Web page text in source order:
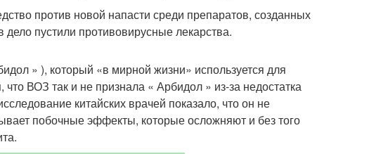
против новой напасти среди препаратов, созданных
пустили противовирусные лекарства.
» ), который «в мирной жизни» используется для
ВОЗ так и не признала « Арбидол » из-за недостатка
китайских врачей показало, что он не
побочные эффекты, которые осложняют и без того